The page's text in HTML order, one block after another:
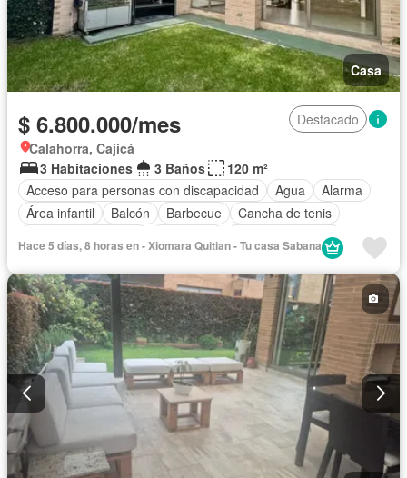
Casa
$ 6.800.000/mes
Destacado
Calahorra, Cajicá
3 Habitaciones
3 Baños
120 m²
Acceso para personas con discapacidad
Agua
Alarma
Área infantil
Balcón Barbecue
Cancha de tenis
Cocina amoblada
Gas natural
Gimnasio Internet Jardín
Piscina
Vigilante
Sauna Seguridad privada
Tanque de agua
Permite mascotas
Permite niños Solo familias
Hace 5 días, 8 horas en - Xiomara Quitian - Tu casa Sabana